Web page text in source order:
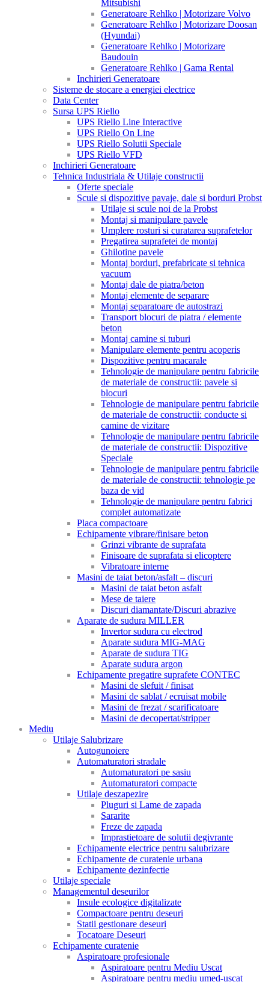
Mitsubishi
Generatoare Rehlko | Motorizare Volvo
Generatoare Rehlko | Motorizare Doosan
(Hyundai)
Generatoare Rehlko | Motorizare
Baudouin
Generatoare Rehlko | Gama Rental
Inchirieri Generatoare
Sisteme de stocare a energiei electrice
Data Center
Sursa UPS Riello
UPS Riello Line Interactive
UPS Riello On Line
UPS Riello Solutii Speciale
UPS Riello VFD
Inchirieri Generatoare
Tehnica Industriala & Utilaje constructii
Oferte speciale
Scule si dispozitive pavaje, dale si borduri Probst
Utilaje si scule noi de la Probst
Montaj si manipulare pavele
Umplere rosturi si curatarea suprafetelor
Pregatirea suprafetei de montaj
Ghilotine pavele
Montaj borduri, prefabricate si tehnica
vacuum
Montaj dale de piatra/beton
Montaj elemente de separare
Montaj separatoare de autostrazi
Transport blocuri de piatra / elemente
beton
Montaj camine si tuburi
Manipulare elemente pentru acoperis
Dispozitive pentru macarale
Tehnologie de manipulare pentru fabricile
de materiale de constructii: pavele si
blocuri
Tehnologie de manipulare pentru fabricile
de materiale de constructii: conducte si
camine de vizitare
Tehnologie de manipulare pentru fabricile
de materiale de constructii: Dispozitive
Speciale
Tehnologie de manipulare pentru fabricile
de materiale de constructii: tehnologie pe
baza de vid
Tehnologie de manipulare pentru fabrici
complet automatizate
Placa compactoare
Echipamente vibrare/finisare beton
Grinzi vibrante de suprafata
Finisoare de suprafata si elicoptere
Vibratoare interne
Masini de taiat beton/asfalt – discuri
Masini de taiat beton asfalt
Mese de taiere
Discuri diamantate/Discuri abrazive
Aparate de sudura MILLER
Invertor sudura cu electrod
Aparate sudura MIG-MAG
Aparate de sudura TIG
Aparate sudura argon
Echipamente pregatire suprafete CONTEC
Masini de slefuit / finisat
Masini de sablat / ecruisat mobile
Masini de frezat / scarificatoare
Masini de decopertat/stripper
Mediu
Utilaje Salubrizare
Autogunoiere
Automaturatori stradale
Automaturatori pe sasiu
Automaturatori compacte
Utilaje deszapezire
Pluguri si Lame de zapada
Sararite
Freze de zapada
Imprastietoare de solutii degivrante
Echipamente electrice pentru salubrizare
Echipamente de curatenie urbana
Echipamente dezinfectie
Utilaje speciale
Managementul deseurilor
Insule ecologice digitalizate
Compactoare pentru deseuri
Statii gestionare deseuri
Tocatoare Deseuri
Echipamente curatenie
Aspiratoare profesionale
Aspiratoare pentru Mediu Uscat
Aspiratoare pentru mediu umed-uscat